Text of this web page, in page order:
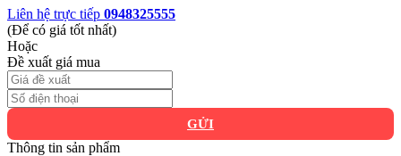
Liên hệ trực tiếp 0948325555
(Để có giá tốt nhất)
Hoặc
Đề xuất giá mua
GỬI
Thông tin sản phẩm